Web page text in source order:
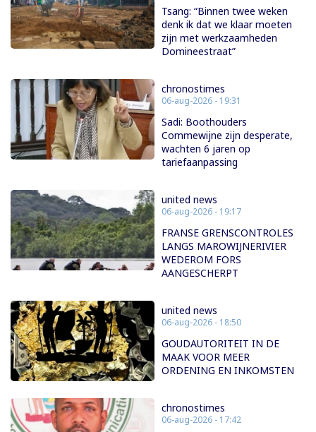
Tsang: “Binnen twee weken
denk ik dat we klaar moeten
zijn met werkzaamheden
Domineestraat”
chronostimes
06-aug-2026 - 19:31
Sadi: Boothouders
Commewijne zijn desperate,
wachten 6 jaren op
tariefaanpassing
united news
06-aug-2026 - 19:17
FRANSE GRENSCONTROLES
LANGS MAROWIJNERIVIER
WEDEROM FORS
AANGESCHERPT
united news
06-aug-2026 - 18:50
GOUDAUTORITEIT IN DE
MAAK VOOR MEER
ORDENING EN INKOMSTEN
chronostimes
06-aug-2026 - 17:42